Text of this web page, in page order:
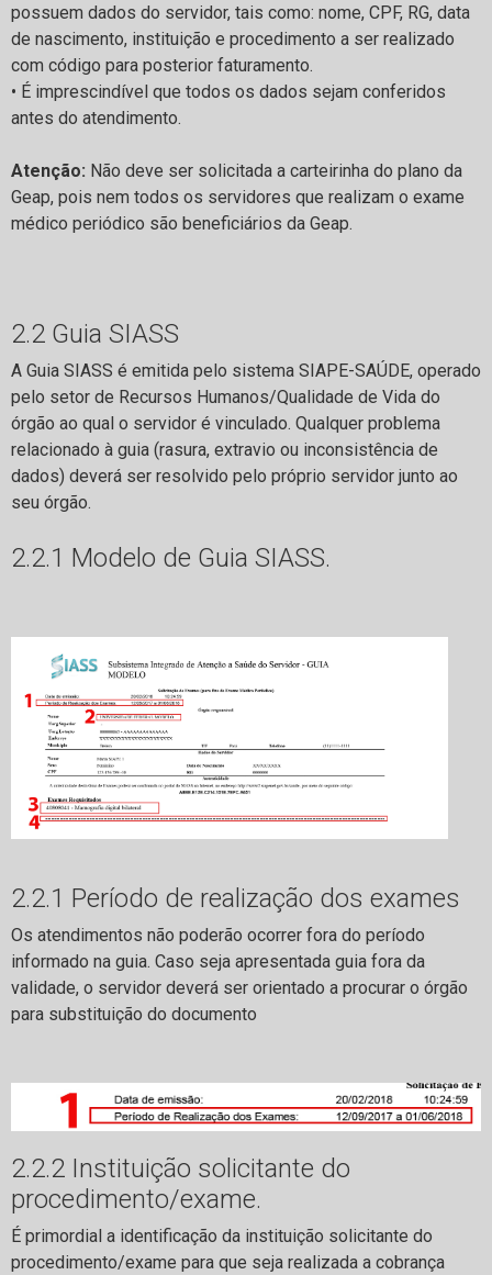
possuem dados do servidor, tais como: nome, CPF, RG, data
de nascimento, instituição e procedimento a ser realizado
com código para posterior faturamento.
• É imprescindível que todos os dados sejam conferidos
antes do atendimento.
Atenção: Não deve ser solicitada a carteirinha do plano da
Geap, pois nem todos os servidores que realizam o exame
médico periódico são beneficiários da Geap.
2.2 Guia SIASS
A Guia SIASS é emitida pelo sistema SIAPE-SAÚDE, operado
pelo setor de Recursos Humanos/Qualidade de Vida do
órgão ao qual o servidor é vinculado. Qualquer problema
relacionado à guia (rasura, extravio ou inconsistência de
dados) deverá ser resolvido pelo próprio servidor junto ao
seu órgão.
2.2.1 Modelo de Guia SIASS.
2.2.1 Período de realização dos exames
Os atendimentos não poderão ocorrer fora do período
informado na guia. Caso seja apresentada guia fora da
validade, o servidor deverá ser orientado a procurar o órgão
para substituição do documento
2.2.2 Instituição solicitante do
procedimento/exame.
É primordial a identificação da instituição solicitante do
procedimento/exame para que seja realizada a cobrança